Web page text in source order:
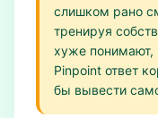
слишком рано
тренируя
хуже понимают,
Pinpoint ответ
бы вывести